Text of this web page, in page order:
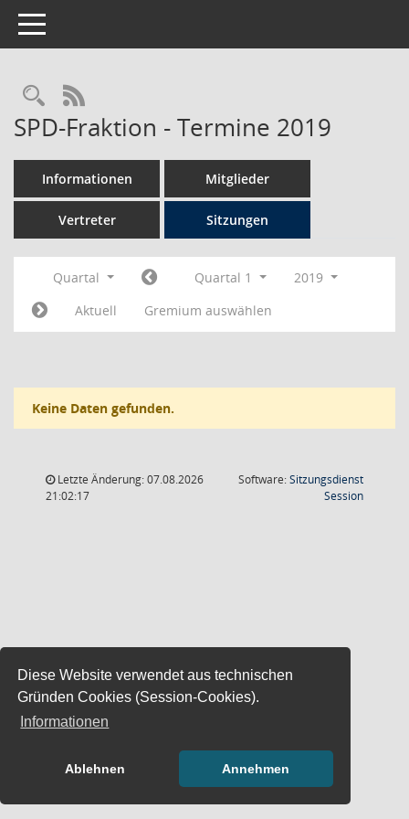
Diese Website verwendet aus technischen
Gründen Cookies (Session-Cookies).
Informationen
Ablehnen Annehmen
Toggle navigation
Rechercheauswahl
RSS-Feed
SPD-Fraktion - Termine 2019
Informationen Mitglieder
Vertreter Sitzungen
Quartal Quartal 1
2019
Aktuell
Gremium auswählen
Keine Daten gefunden.
Letzte Änderung: 07.08.2026
21:02:17
Software:Sitzungsdienst
Session(Wird in